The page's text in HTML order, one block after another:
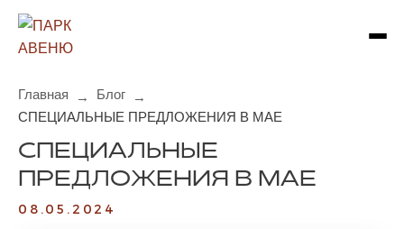
Главная → Блог
→
СПЕЦИАЛЬНЫЕ ПРЕДЛОЖЕНИЯ В МАЕ
СПЕЦИАЛЬНЫЕ
ПРЕДЛОЖЕНИЯ В МАЕ
08.05.2024